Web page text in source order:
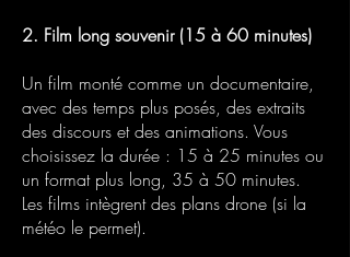
2. Film long souvenir (15 à 60 minutes)
Un film monté comme un documentaire,
avec des temps plus posés, des extraits
des discours et des animations. Vous
choisissez la durée : 15 à 25 minutes ou
un format plus long, 35 à 50 minutes.
Les films intègrent des plans drone (si la
météo le permet).